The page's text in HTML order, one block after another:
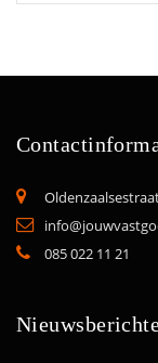
085 022 11 21